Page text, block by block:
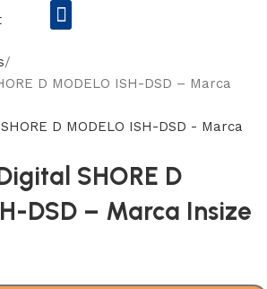
D MODELO ISH-DSD – Marca
SHORE D
DSD – Marca Insize